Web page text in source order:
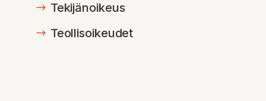
Tekijänoikeus
Teollisoikeudet